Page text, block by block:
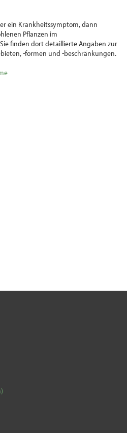
ein Krankheitssymptom, dann
Pflanzen im
finden dort detaillierte Angaben zur
-formen und -beschränkungen.